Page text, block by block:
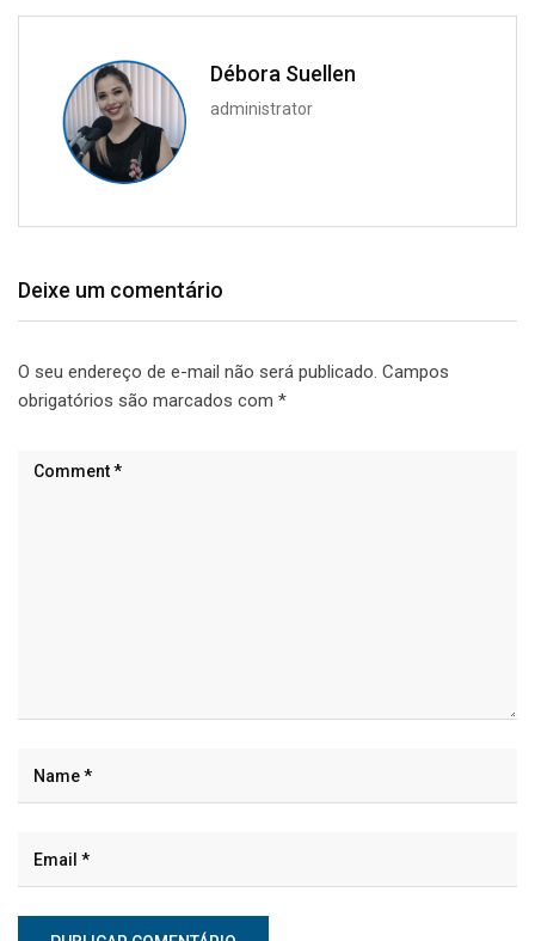
Débora Suellen
administrator
Deixe um comentário
O seu endereço de e-mail não será publicado. Campos
obrigatórios são marcados com *